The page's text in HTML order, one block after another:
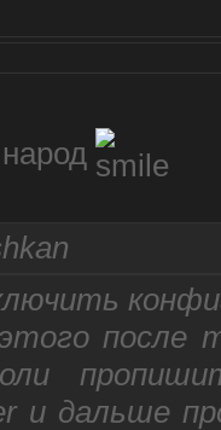
после
и дальше